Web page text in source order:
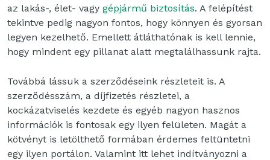
az lakás-, élet- vagy gépjármű biztosítás. A felépítést
tekintve pedig nagyon fontos, hogy könnyen és gyorsan
legyen kezelhető. Emellett átláthatónak is kell lennie,
hogy mindent egy pillanat alatt megtalálhassunk rajta.
Továbbá lássuk a szerződéseink részleteit is. A
szerződésszám, a díjfizetés részletei, a
kockázatviselés kezdete és egyéb nagyon hasznos
információk is fontosak egy ilyen felületen. Magát a
kötvényt is letölthető formában érdemes feltüntetni
egy ilyen portálon. Valamint itt lehet indítványozni a